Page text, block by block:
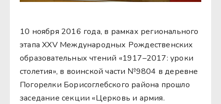
10 ноября 2016 года, в рамках регионального
этапа XXV Международных Рождественских
образовательных чтений «1917–2017: уроки
столетия», в воинской части №9804 в деревне
Погорелки Борисоглебского района прошло
заседание секции «Церковь и армия.